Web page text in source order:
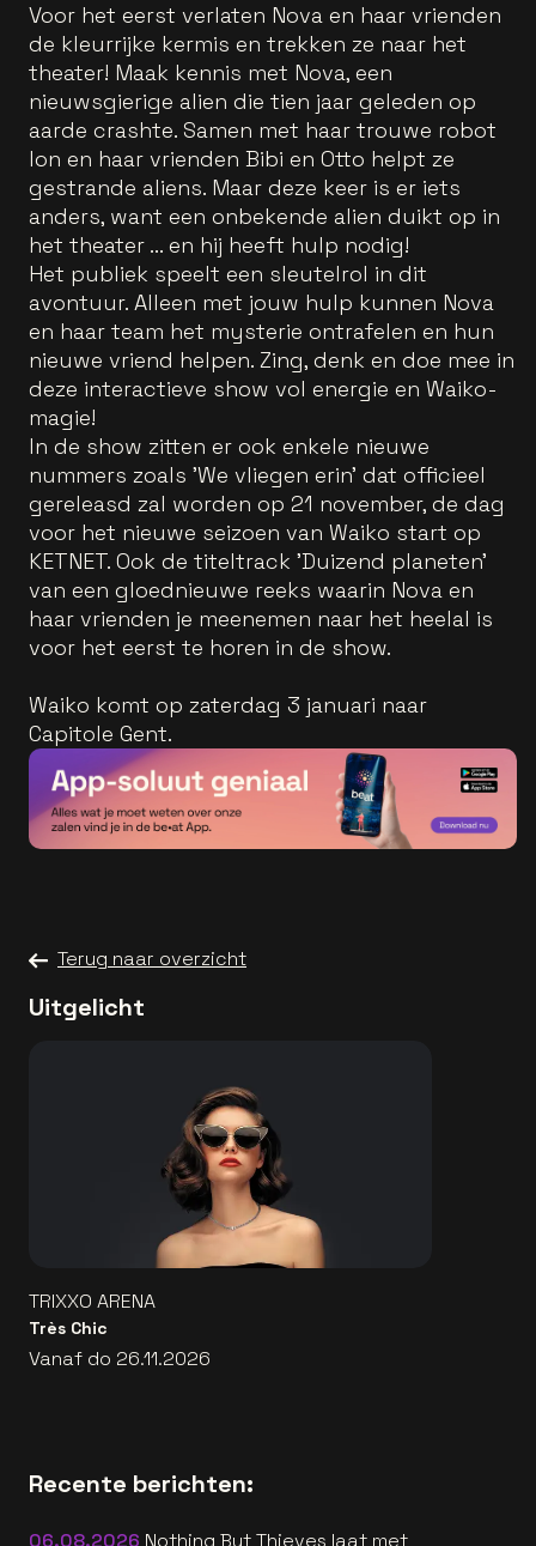
Voor het eerst verlaten Nova en haar vrienden
de kleurrijke kermis en trekken ze naar het
theater! Maak kennis met Nova, een
nieuwsgierige alien die tien jaar geleden op
aarde crashte. Samen met haar trouwe robot
Ion en haar vrienden Bibi en Otto helpt ze
gestrande aliens. Maar deze keer is er iets
anders, want een onbekende alien duikt op in
het theater ... en hij heeft hulp nodig!
Het publiek speelt een sleutelrol in dit
avontuur. Alleen met jouw hulp kunnen Nova
en haar team het mysterie ontrafelen en hun
nieuwe vriend helpen. Zing, denk en doe mee in
deze interactieve show vol energie en Waiko-
magie!
In de show zitten er ook enkele nieuwe
nummers zoals 'We vliegen erin' dat officieel
gereleasd zal worden op 21 november, de dag
voor het nieuwe seizoen van Waiko start op
KETNET. Ook de titeltrack 'Duizend planeten'
van een gloednieuwe reeks waarin Nova en
haar vrienden je meenemen naar het heelal is
voor het eerst te horen in de show.
Waiko komt op zaterdag 3 januari naar
Capitole Gent.
Terug naar overzicht
Uitgelicht
TRIXXO ARENA
Très Chic
Vanaf do 26.11.2026
Recente berichten:
06.08.2026 Nothing But Thieves laat met